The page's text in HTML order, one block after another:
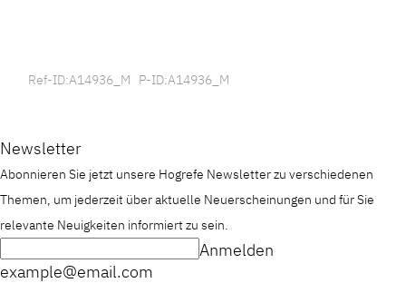
Ref-ID:A14936_M P-ID:A14936_M
Newsletter
Abonnieren Sie jetzt unsere Hogrefe Newsletter zu verschiedenen
Themen, um jederzeit über aktuelle Neuerscheinungen und für Sie
relevante Neuigkeiten informiert zu sein.
example@email.com
Anmelden